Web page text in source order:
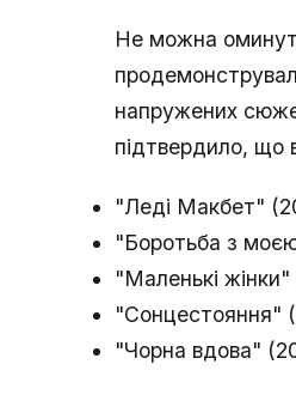
Не можна
напружених
підтвердило, що
"Леді Макбет"
"Боротьба з
"Маленькі жінки"
"Сонцестояння"
"Чорна вдова"